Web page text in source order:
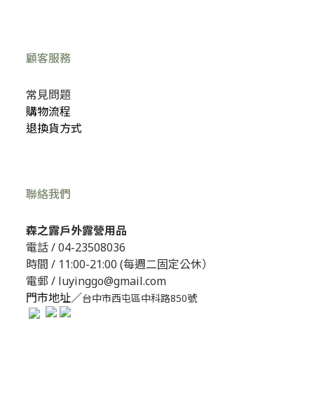
顧客服務
常見問題
購物流程
退換貨方式
聯絡我們
森之露戶外露營用品
電話 /04-23508036
時間 / 11:00-21:00 (每週二固定公休）
電郵 / luyinggo@gmail.com
門市地址／台中市西屯區中科路850號